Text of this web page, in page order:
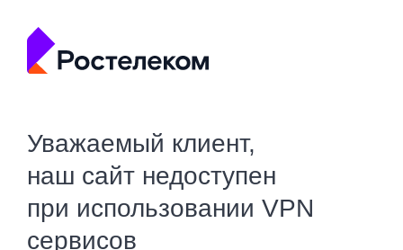
Уважаемый клиент,
наш сайт недоступен
при использовании VPN
сервисов